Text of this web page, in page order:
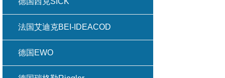
法国艾迪克BEI-IDEACOD
德国EWO